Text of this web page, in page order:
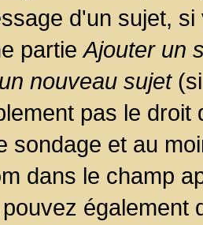
d'un sujet,
partieAjouter un
nouveau sujet(si
pas le
sondage et au
dans le champ
également